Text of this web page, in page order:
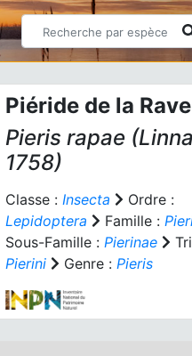
Piéride de la
Pieris rapae
1758)
Classe : Insecta
Ordre :
Lepidoptera
Famille :
Sous-Famille : Pierinae
Pierini
Genre : Pieris